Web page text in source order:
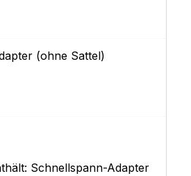
(ohne Sattel)
Schnellspann-Adapter